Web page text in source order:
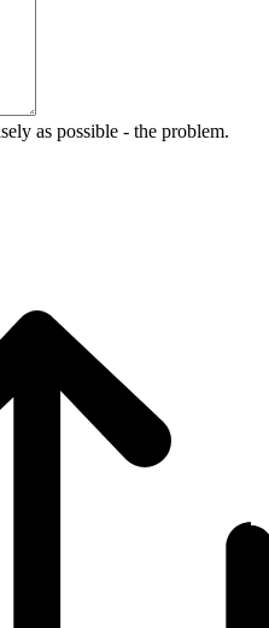
as possible - the problem.